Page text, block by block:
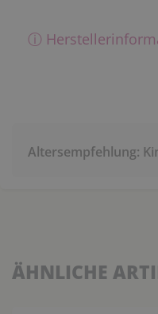
ⓘ
Altersempfehlung:
ÄHNLICHE